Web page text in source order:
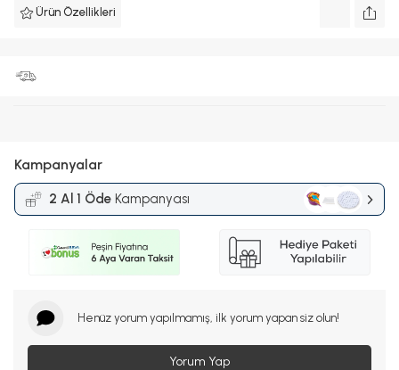
Ürün Özellikleri
Kampanyalar
2 Al 1 Öde Kampanyası
Henüz yorum yapılmamış, ilk yorum yapan siz olun!
Yorum Yap